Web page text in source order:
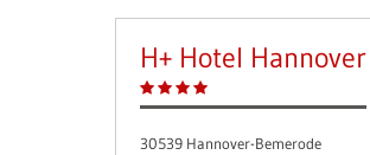
H+ Hotel Hannover
30539 Hannover-Bemerode